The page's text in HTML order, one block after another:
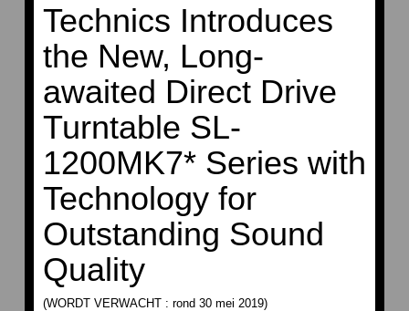
Technics Introduces
the New, Long-
awaited Direct Drive
Turntable SL-
1200MK7* Series with
Technology for
Outstanding Sound
Quality
(WORDT VERWACHT : rond 30 mei 2019)